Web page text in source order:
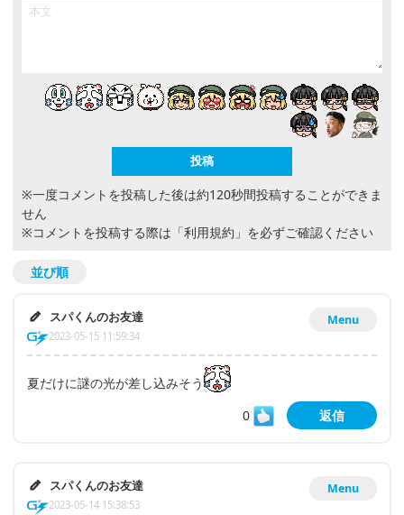
※一度コメントを投稿した後は約120秒間投稿することができま
せん
※コメントを投稿する際は 「利用規約」 を必ずご確認ください
並び順
Menu
スパくんのお友達
2023-05-15 11:59:34
夏だけに謎の光が差し込みそう
0
返信
Menu
スパくんのお友達
2023-05-14 15:38:53